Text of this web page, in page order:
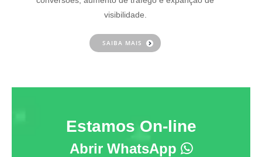
visibilidade.
SAIBA MAIS
Estamos On-line
Abrir WhatsApp